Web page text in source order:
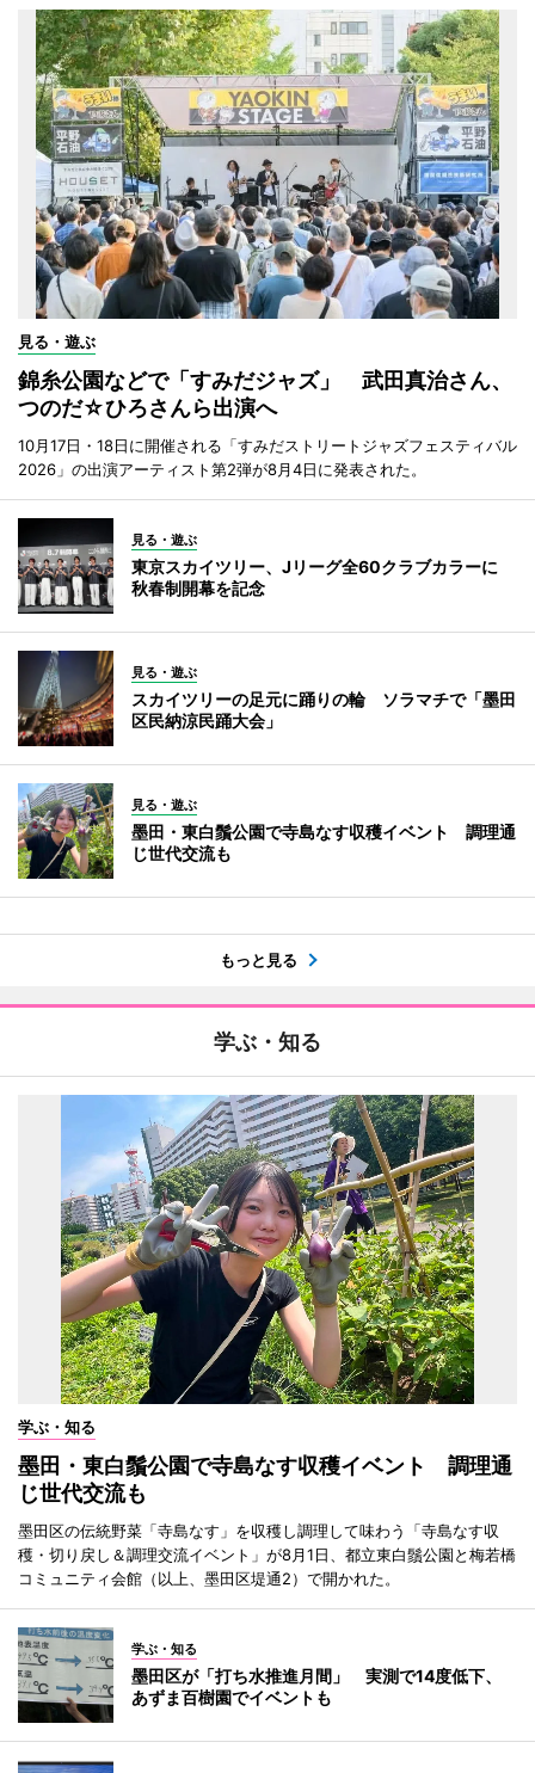
見る・遊ぶ
錦糸公園などで「すみだジャズ」 武田真治さん、
つのだ☆ひろさんら出演へ
10月17日・18日に開催される「すみだストリートジャズフェスティバル
2026」の出演アーティスト第2弾が8月4日に発表された。
見る・遊ぶ
東京スカイツリー、Jリーグ全60クラブカラーに
秋春制開幕を記念
見る・遊ぶ
スカイツリーの足元に踊りの輪 ソラマチで「墨田
区民納涼民踊大会」
見る・遊ぶ
墨田・東白鬚公園で寺島なす収穫イベント 調理通
じ世代交流も
もっと見る
学ぶ・知る
学ぶ・知る
墨田・東白鬚公園で寺島なす収穫イベント 調理通
じ世代交流も
墨田区の伝統野菜「寺島なす」を収穫し調理して味わう「寺島なす収
穫・切り戻し＆調理交流イベント」が8月1日、都立東白鬚公園と梅若橋
コミュニティ会館（以上、墨田区堤通2）で開かれた。
学ぶ・知る
墨田区が「打ち水推進月間」 実測で14度低下、
あずま百樹園でイベントも